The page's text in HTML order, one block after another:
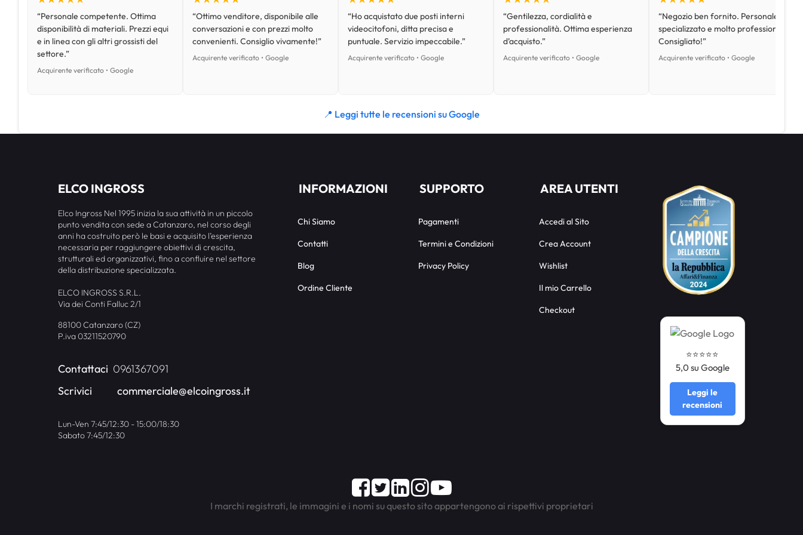
“Personale competente. Ottima
disponibilità di materiali. Prezzi equi
e in linea con gli altri grossisti del
settore.”
Acquirente verificato • Google
“Ottimo venditore, disponibile alle
conversazioni e con prezzi molto
convenienti. Consiglio vivamente!”
Acquirente verificato • Google
“Ho acquistato due posti interni
videocitofoni, ditta precisa e
puntuale. Servizio impeccabile.”
Acquirente verificato • Google
“Gentilezza, cordialità e
professionalità. Ottima esperienza
d’acquisto.”
Acquirente verificato • Google
“Negozio ben fornito. Personale
specializzato e molto professionale.
Consigliato!”
Acquirente verificato • Google
📍 Leggi tutte le recensioni su Google
ELCO INGROSS
Elco Ingross Nel 1995 inizia la sua attività in un piccolo
punto vendita con sede a Catanzaro, nel corso degli
anni ha costruito però le basi e acquisito l’esperienza
necessaria per raggiungere obiettivi di crescita,
strutturali ed organizzativi, fino a confluire nel settore
della distribuzione specializzata.
ELCO INGROSS S.R.L.
Via dei Conti Falluc 2/1
88100 Catanzaro (CZ)
P.iva 03211520790
Contattaci 0961367091
Scrivici
commerciale@elcoingross.it
Lun-Ven 7:45/12:30 - 15:00/18:30
Sabato 7:45/12:30
INFORMAZIONI
Chi Siamo
Contatti
Blog
Ordine Cliente
SUPPORTO
Pagamenti
Termini e Condizioni
Privacy Policy
AREA UTENTI
Accedi al Sito
Crea Account
Wishlist
Il mio Carrello
Checkout
⭐️⭐️⭐️⭐️⭐️
5,0 su Google
Leggi le
recensioni
Facebook
TwitterLinkedInInstagram
Youtube
I marchi registrati, le immagini e i nomi su questo sito appartengono ai rispettivi proprietari